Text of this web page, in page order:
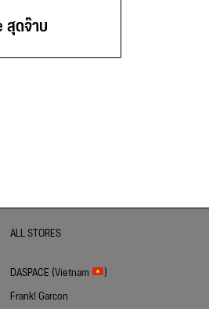
สุดจ๊าบ
ALL STORES
DASPACE (Vietnam
)
Frank! Garcon